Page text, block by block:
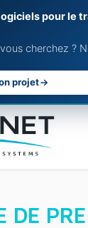
pour le
cherchez ?
projet
DE